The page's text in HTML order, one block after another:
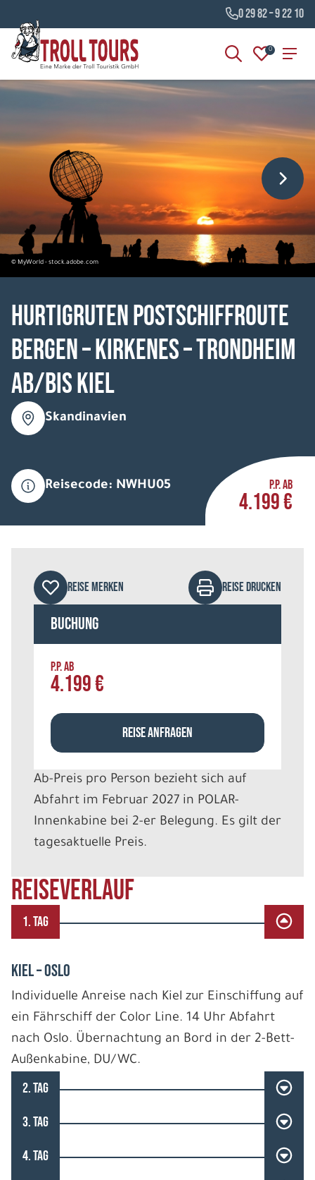
0 29 82 – 9 22 10
0
© MyWorld - stock.adobe.com
HURTIGRUTEN Postschiffroute
Bergen – Kirkenes – Trondheim
ab/bis Kiel
Skandinavien
Reisecode: NWHU05 P.P. AB
4.199 €
Reiseverlauf
1. TAG
Kiel – Oslo
Individuelle Anreise nach Kiel zur Einschiffung auf
ein Fährschiff der Color Line. 14 Uhr Abfahrt
nach Oslo. Übernachtung an Bord in der 2-Bett-
Außenkabine, DU/WC.
2. TAG
3. TAG
4. TAG
REISE MERKEN REISE DRUCKEN
Buchung
P.P. AB
4.199 €
REISE ANFRAGEN
Ab-Preis pro Person bezieht sich auf
Abfahrt im Februar 2027 in POLAR-
Innenkabine bei 2-er Belegung. Es gilt der
tagesaktuelle Preis.